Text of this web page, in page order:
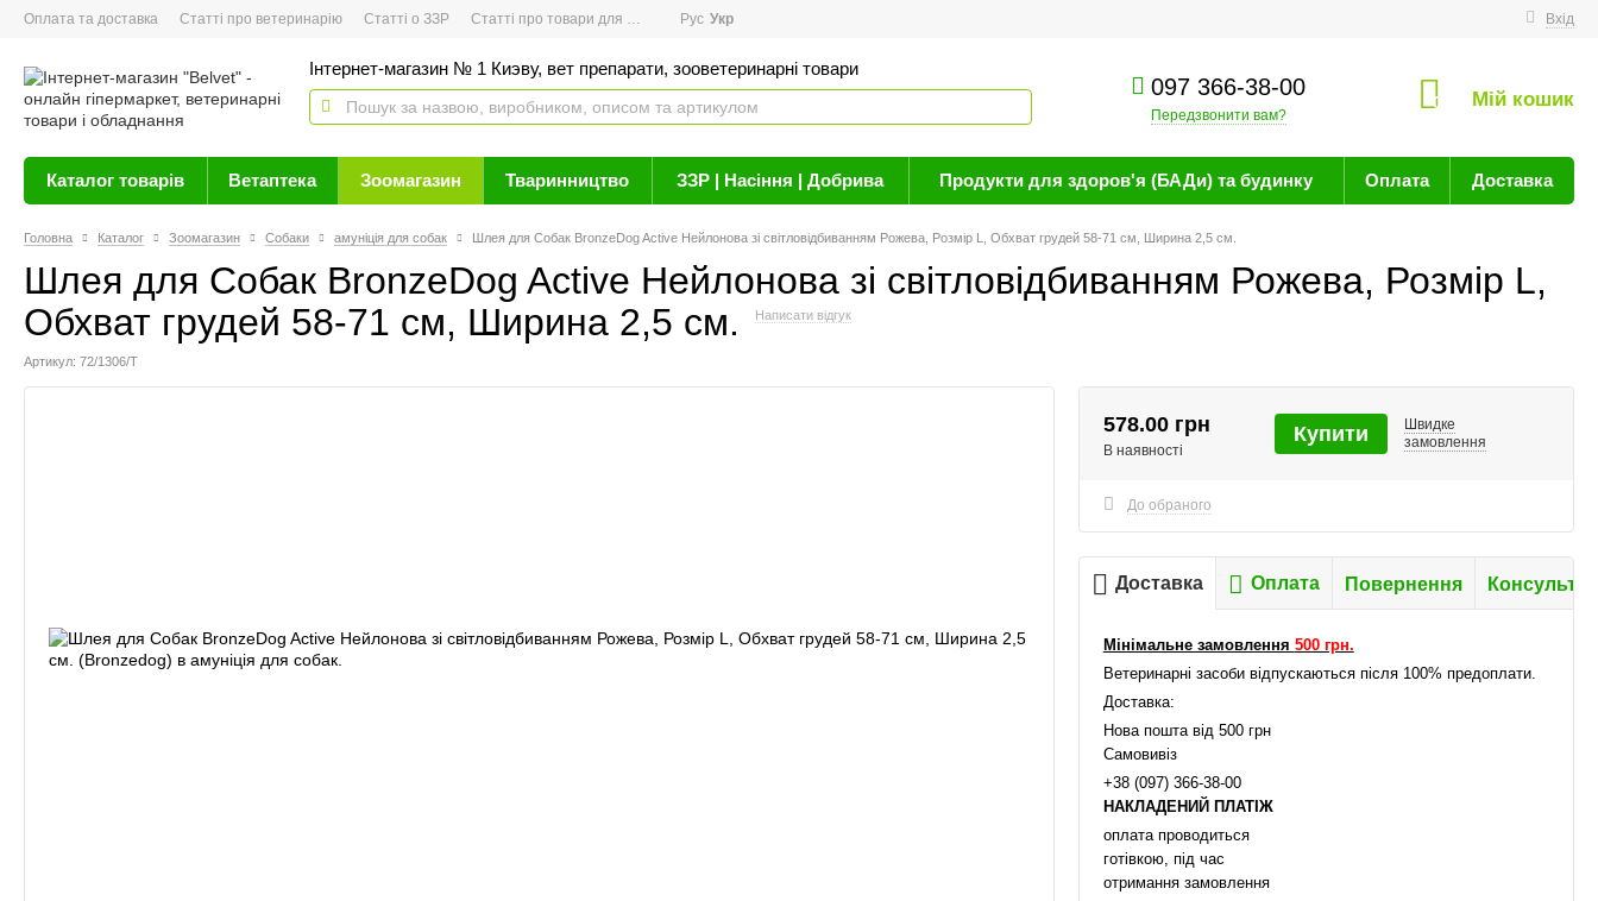
Оплата та доставка Статті про ветеринарію Статті о ЗЗР Статті про товари для здоров'я Новини Вхід
Рус Укр
Інтернет-магазин № 1 Киэву, вет препарати, зооветеринарні товари
097 366-38-00
Передзвонити вам?
0 Мій кошик
Каталог товарів Ветаптека Зоомагазин Тваринництво ЗЗР | Насіння | Добрива Продукти для здоров'я (БАДи) та будинку Оплата Доставка
Головна Каталог Зоомагазин Собаки амуніція для собак Шлея для Собак BronzeDog Active Нейлонова зі світловідбиванням Рожева, Розмір L, Обхват грудей 58-71 см, Ширина 2,5 см.
Шлея для Собак BronzeDog Active Нейлонова зі світловідбиванням Рожева, Розмір L,
Обхват грудей 58-71 см, Ширина 2,5 см.
Написати відгук
Артикул: 72/1306/Т
578.00 грн
В наявності
Купити
Швидке
замовлення
До обраного
Доставка Оплата Повернення
Мінімальне замовлення 500 грн.
Ветеринарні засоби відпускаються після 100% предоплати.
Доставка:
Нова пошта від 500 грн
Самовивіз
+38 (097) 366-38-00
НАКЛАДЕНИЙ ПЛАТІЖ
оплата проводиться
готівкою, під час
отримання замовлення